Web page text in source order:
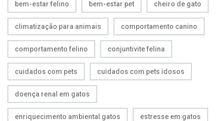
bem-estar felino bem-estar pet cheiro de gato
climatização para animais comportamento canino
comportamento felino conjuntivite felina
cuidados com pets cuidados com pets idosos
doença renal em gatos
enriquecimento ambiental gatos estresse em gatos